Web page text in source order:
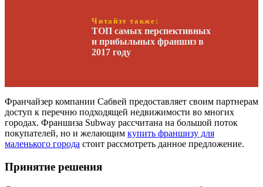
Читайте также:
ТОП самых перспективных
и прибыльных франшиз в
2017 году
Франчайзер компании Сабвей предоставляет своим партнерам
доступ к перечню подходящей недвижимости во многих
городах. Франшиза Subway рассчитана на большой поток
покупателей, но и желающим купить франшизу для
маленького города стоит рассмотреть данное предложение.
Принятие решения